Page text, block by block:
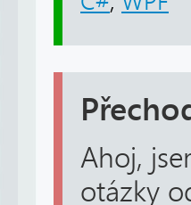
Ahoj,
otázky